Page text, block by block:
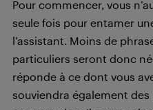
Pour commencer, vous
seule fois pour entamer
l’assistant. Moins de
particuliers seront donc
réponde à ce dont vous
souviendra également